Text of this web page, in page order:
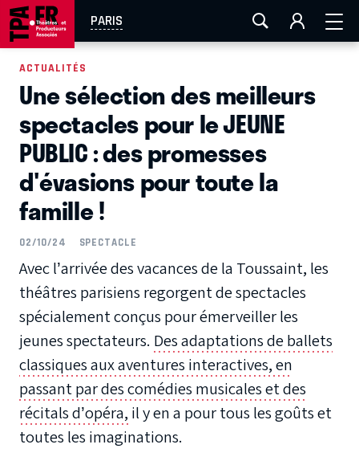
PARIS
AIX-MARSEILLE LA ROCHELLE
EN TOURNÉE
ACTUALITÉS
Une sélection des meilleurs
spectacles pour le JEUNE
PUBLIC : des promesses
d'évasions pour toute la
famille !
02/10/24 SPECTACLE
Avec l’arrivée des vacances de la Toussaint, les
théâtres parisiens regorgent de spectacles
spécialement conçus pour émerveiller les
jeunes spectateurs. Des adaptations de ballets
classiques aux aventures interactives, en
passant par des comédies musicales et des
récitals d’opéra, il y en a pour tous les goûts et
toutes les imaginations.